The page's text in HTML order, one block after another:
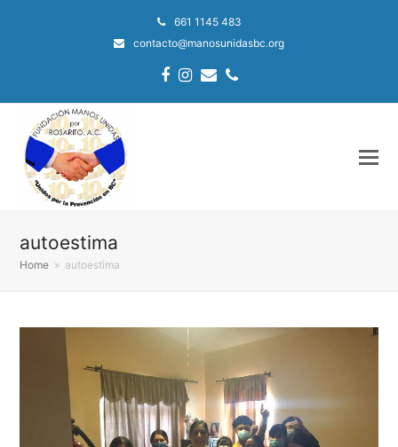
661 1145 483
contacto@manosunidasbc.org
Facebook
Instagram
EmailPhone
autoestima
Home » autoestima